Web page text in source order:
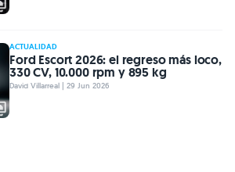
ACTUALIDAD
Ford Escort 2026: el regreso más loco,
330 CV, 10.000 rpm y 895 kg
David Villarreal | 29 Jun 2026